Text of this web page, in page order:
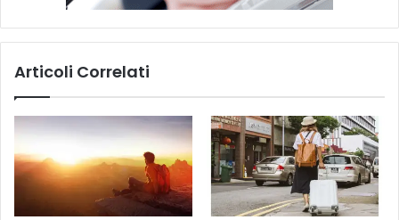
Articoli Correlati